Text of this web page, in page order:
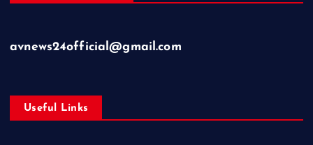
avnews24official@gmail.com
Useful Links